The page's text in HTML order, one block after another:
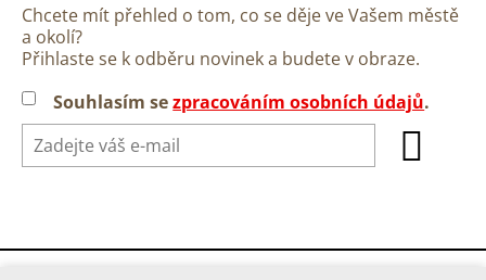
Chcete mít přehled o tom, co se děje ve Vašem městě
a okolí?
Přihlaste se k odběru novinek a budete v obraze.
Souhlasím sezpracováním osobních údajů.